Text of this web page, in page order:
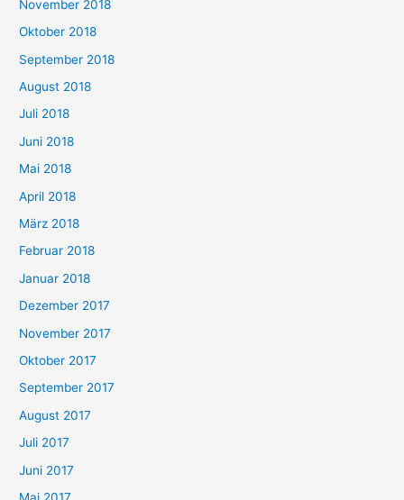
November 2018
Oktober 2018
September 2018
August 2018
Juli 2018
Juni 2018
Mai 2018
April 2018
März 2018
Februar 2018
Januar 2018
Dezember 2017
November 2017
Oktober 2017
September 2017
August 2017
Juli 2017
Juni 2017